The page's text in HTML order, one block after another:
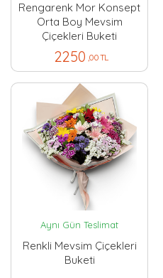
Rengarenk Mor Konsept
Orta Boy Mevsim
Çiçekleri Buketi
2250 ,00 TL
Aynı Gün Teslimat
Renkli Mevsim Çiçekleri
Buketi